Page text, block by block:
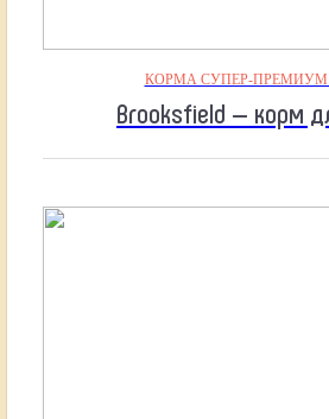
КОРМА СУПЕР-ПРЕМИУМ
Brooksfield — корм